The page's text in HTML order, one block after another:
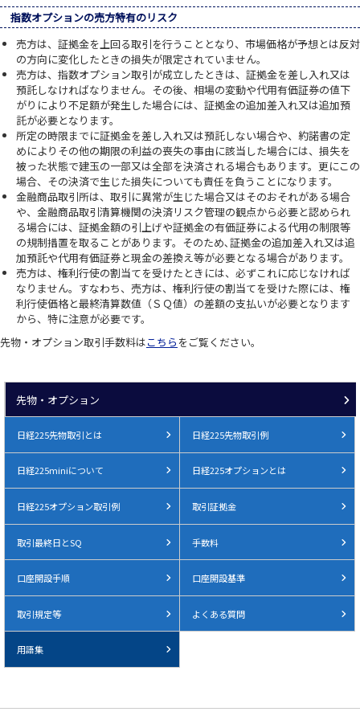
指数オプションの売方特有のリスク
売方は、証拠金を上回る取引を行うこととなり、市場価格が予想とは反対
の方向に変化したときの損失が限定されていません。
売方は、指数オプション取引が成立したときは、証拠金を差し入れ又は
預託しなければなりません。その後、相場の変動や代用有価証券の値下
がりにより不足額が発生した場合には、証拠金の追加差入れ又は追加預
託が必要となります。
所定の時限までに証拠金を差し入れ又は預託しない場合や、約諾書の定
めによりその他の期限の利益の喪失の事由に該当した場合には、損失を
被った状態で建玉の一部又は全部を決済される場合もあります。更にこの
場合、その決済で生じた損失についても責任を負うことになります。
金融商品取引所は、取引に異常が生じた場合又はそのおそれがある場合
や、金融商品取引清算機関の決済リスク管理の観点から必要と認められ
る場合には、証拠金額の引上げや証拠金の有価証券による代用の制限等
の規制措置を取ることがあります。そのため､証拠金の追加差入れ又は追
加預託や代用有価証券と現金の差換え等が必要となる場合があります。
売方は、権利行使の割当てを受けたときには、必ずこれに応じなければ
なりません。すなわち、売方は、権利行使の割当てを受けた際には、権
利行使価格と最終清算数値（ＳＱ値）の差額の支払いが必要となります
から、特に注意が必要です。
先物・オプション取引手数料はこちら をご覧ください。
先物・オプション
日経225先物取引とは 日経225先物取引例
日経225miniについて 日経225オプションとは
日経225オプション取引例 取引証拠金
取引最終日とSQ 手数料
口座開設手順 口座開設基準
取引規定等 よくある質問
用語集